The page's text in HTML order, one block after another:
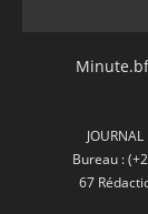
Bureau :
67